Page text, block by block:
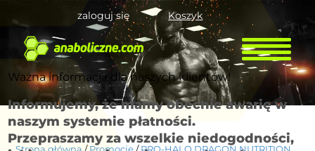
Koszyk
zaloguj się
Ważna informacja dla naszych klientów!
Informujemy, że mamy obecnie awarię w
naszym systemie płatności.
Przepraszamy za wszelkie niedogodności,